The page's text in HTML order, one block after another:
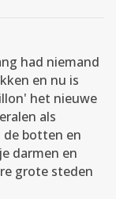
had niemand
en nu is
het nieuwe
als
de botten en
darmen en
grote steden